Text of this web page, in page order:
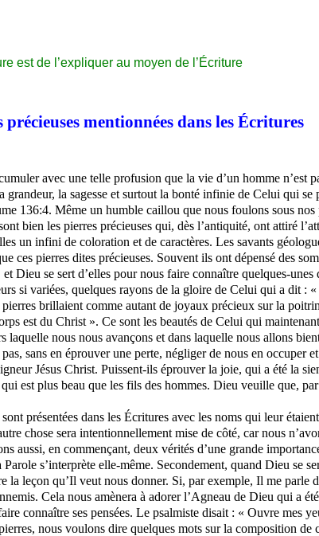
est de l’expliquer au moyen de l’Écriture
mentionnées dans les Écritures
avec une telle profusion que la vie d’un homme
grandeur, la sagesse et surtout la bonté infinie de Celui qui
136:4. Même un humble caillou que nous foulons sous
bien les pierres précieuses qui, dès l’antiquité, ont attiré
un infini de coloration et de caractères. Les savants
ces pierres dites précieuses. Souvent ils ont dépensé des
Dieu se sert d’elles pour nous faire connaître quelques-
si variées, quelques rayons de la gloire de Celui qui a dit :
brillaient comme autant de joyaux précieux sur la
est du Christ ». Ce sont les beautés de Celui qui
nous nous avançons et dans laquelle nous allons
sans en éprouver une perte, négliger de nous en occuper
Jésus Christ. Puissent-ils éprouver la joie, qui a été la
est plus beau que les fils des hommes. Dieu veuille que,
présentées dans les Écritures avec les noms qui leur
chose sera intentionnellement mise de côté, car nous
aussi, en commençant, deux vérités d’une grande
s’interprète elle-même. Secondement, quand Dieu se
leçon qu’Il veut nous donner. Si, par exemple, Il me parle
Cela nous amènera à adorer l’Agneau de Dieu qui a
connaître ses pensées. Le psalmiste disait : « Ouvre mes
nous voulons dire quelques mots sur la composition